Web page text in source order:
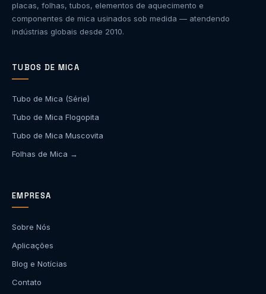
placas, folhas, tubos, elementos de aquecimento e
componentes de mica usinados sob medida — atendendo
indústrias globais desde 2010.
TUBOS DE MICA
Tubo de Mica (Série)
Tubo de Mica Flogopita
Tubo de Mica Muscovita
Folhas de Mica →
EMPRESA
Sobre Nós
Aplicações
Blog e Notícias
Contato